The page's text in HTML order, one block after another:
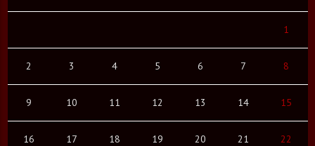
1
2 3 4 5 6 7 8
9 10 11 12 13 14 15
16 17 18 19 20 21 22